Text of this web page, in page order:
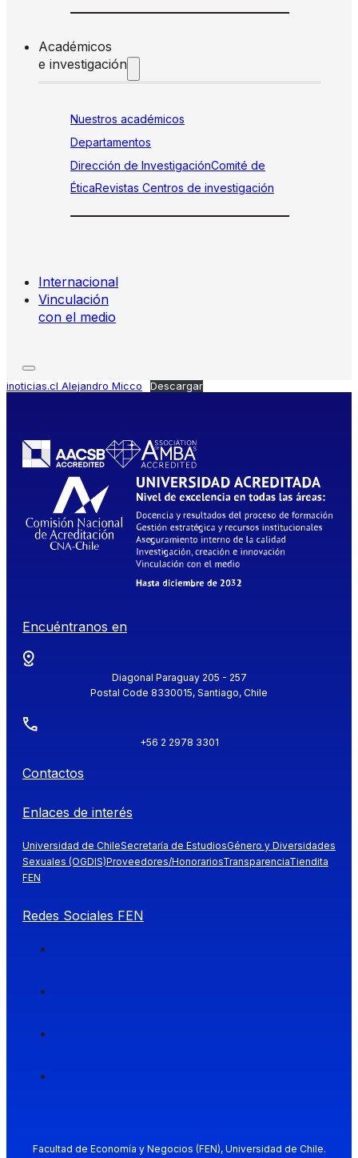
Académicos
e investigación
Nuestros académicos
Departamentos
Dirección de InvestigaciónComité de
ÉticaRevistas Centros de investigación
Internacional
Vinculación
con el medio
inoticias.cl Alejandro Micco Descargar
Encuéntranos en
Diagonal Paraguay 205 - 257
Postal Code 8330015, Santiago, Chile
+56 2 2978 3301
Contactos
Enlaces de interés
Universidad de ChileSecretaría de EstudiosGénero y Diversidades
Sexuales (OGDIS)Proveedores/HonorariosTransparenciaTiendita
FEN
Redes Sociales FEN
Facultad de Economía y Negocios (FEN), Universidad de Chile.